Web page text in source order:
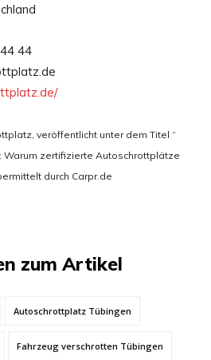
44
veröffentlicht unter dem Titel “
Warum zertifizierte Autoschrottplätze
durch Carpr.de
zum Artikel
Autoschrottplatz Tübingen
Fahrzeug verschrotten Tübingen